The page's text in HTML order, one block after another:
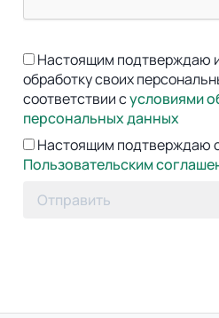
Настоящим подтверждаю
обработку своих
соответствии сусловиями
персональных данных
Настоящим подтверждаю
Пользовательским
Отправить